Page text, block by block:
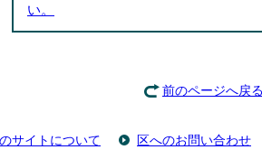
い。
前のページへ戻る
サイトについて 区へのお問い合わせ